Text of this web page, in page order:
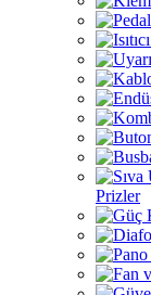
Prizler